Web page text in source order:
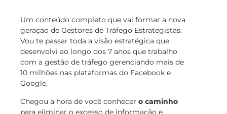
Um conteúdo completo que vai formar a nova
geração de Gestores de Tráfego Estrategistas.
Vou te passar toda a visão estratégica que
desenvolvi ao longo dos 7 anos que trabalho
com a gestão de tráfego gerenciando mais de
10 milhões nas plataformas do Facebook e
Google.
Chegou a hora de você conhecer o caminho
para eliminar o excesso de informação e